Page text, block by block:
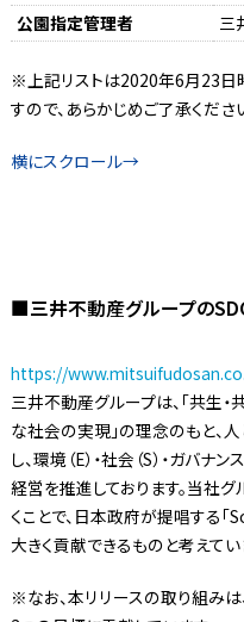
公園指定管理者
三
※上記リストは2020年6月23日
すので、あらかじめご了承くださ
■三井不動産グループの
https://
三井不動産グループは、「共生・
な社会の実現」の理念のもと、
し、環境（E）・社会（S）・ガバナ
経営を推進しております。当社
くことで、日本政府が提唱する「
大きく貢献できるものと考えてい
※なお、本リリースの取り組みは